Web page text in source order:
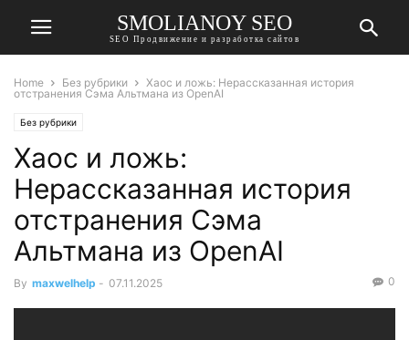
SMOLIANOY SEO
SEO Продвижение и разработка сайтов
Home Без рубрики
Хаос и ложь: Нерассказанная история
отстранения Сэма Альтмана из OpenAI
Без рубрики
Хаос и ложь:
Нерассказанная история
отстранения Сэма
Альтмана из OpenAI
By maxwelhelp - 07.11.2025 0